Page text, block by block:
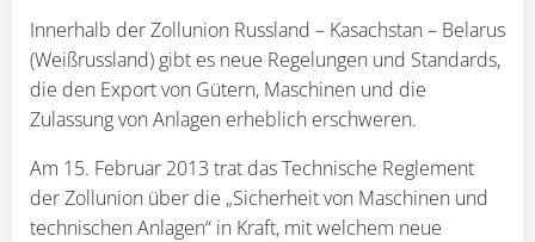
Innerhalb der Zollunion Russland – Kasachstan – Belarus
(Weißrussland) gibt es neue Regelungen und Standards,
die den Export von Gütern, Maschinen und die
Zulassung von Anlagen erheblich erschweren.
Am 15. Februar 2013 trat das Technische Reglement
der Zollunion über die „Sicherheit von Maschinen und
technischen Anlagen“ in Kraft, mit welchem neue